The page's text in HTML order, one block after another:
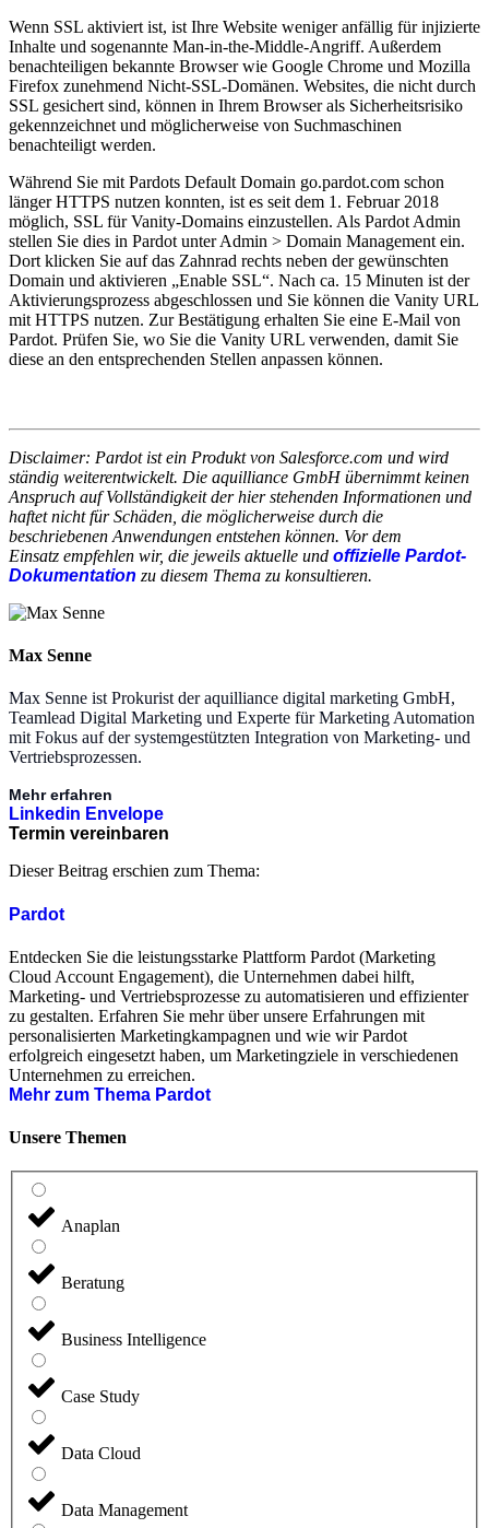
Wenn SSL aktiviert ist, ist Ihre Website weniger anfällig für injizierte
Inhalte und sogenannte Man-in-the-Middle-Angriff. Außerdem
benachteiligen bekannte Browser wie Google Chrome und Mozilla
Firefox zunehmend Nicht-SSL-Domänen. Websites, die nicht durch
SSL gesichert sind, können in Ihrem Browser als Sicherheitsrisiko
gekennzeichnet und möglicherweise von Suchmaschinen
benachteiligt werden.
Während Sie mit Pardots Default Domain go.pardot.com schon
länger HTTPS nutzen konnten, ist es seit dem 1. Februar 2018
möglich, SSL für Vanity-Domains einzustellen. Als Pardot Admin
stellen Sie dies in Pardot unter Admin > Domain Management ein.
Dort klicken Sie auf das Zahnrad rechts neben der gewünschten
Domain und aktivieren „Enable SSL“. Nach ca. 15 Minuten ist der
Aktivierungsprozess abgeschlossen und Sie können die Vanity URL
mit HTTPS nutzen. Zur Bestätigung erhalten Sie eine E-Mail von
Pardot. Prüfen Sie, wo Sie die Vanity URL verwenden, damit Sie
diese an den entsprechenden Stellen anpassen können.
Disclaimer: Pardot ist ein Produkt von Salesforce.com und wird
ständig weiterentwickelt. Die aquilliance GmbH übernimmt keinen
Anspruch auf Vollständigkeit der hier stehenden Informationen und
haftet nicht für Schäden, die möglicherweise durch die
beschriebenen Anwendungen entstehen können. Vor dem
Einsatz empfehlen wir, die jeweils aktuelle und offizielle Pardot-
Dokumentation zu diesem Thema zu konsultieren.
Max Senne
Max Senne ist Prokurist der aquilliance digital marketing GmbH,
Teamlead Digital Marketing und Experte für Marketing Automation
mit Fokus auf der systemgestützten Integration von Marketing- und
Vertriebsprozessen.
Mehr erfahren
Linkedin Envelope
Termin vereinbaren
Dieser Beitrag erschien zum Thema:
Pardot
Entdecken Sie die leistungsstarke Plattform Pardot (Marketing
Cloud Account Engagement), die Unternehmen dabei hilft,
Marketing- und Vertriebsprozesse zu automatisieren und effizienter
zu gestalten. Erfahren Sie mehr über unsere Erfahrungen mit
personalisierten Marketingkampagnen und wie wir Pardot
erfolgreich eingesetzt haben, um Marketingziele in verschiedenen
Unternehmen zu erreichen.
Mehr zum Thema Pardot
Unsere Themen
Anaplan
Beratung
Business Intelligence
Case Study
Data Cloud
Data Management